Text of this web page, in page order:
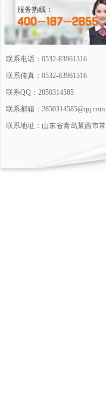
服务热线：
400-187-2655
联系电话：0532-83961316
联系传真：0532-83961316
联系QQ：2850314585
联系邮箱：2850314585@qq.com
联系地址：山东省青岛莱西市